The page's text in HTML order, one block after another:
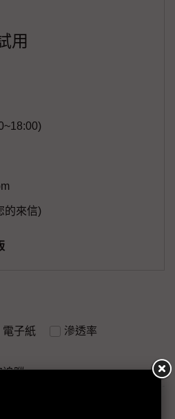
用
的來信)
電子紙
滲透率
追蹤」